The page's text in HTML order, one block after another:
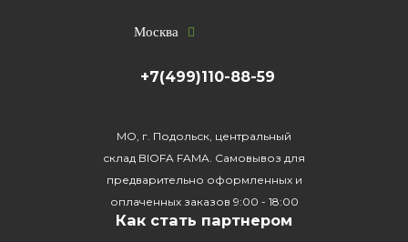
Москва
+7(499)110-88-59
МО, г. Подольск, центральный
склад BIOFA FAMA. Самовывоз для
предварительно оформленных и
оплаченных заказов 9:00 - 18:00
Как стать партнером